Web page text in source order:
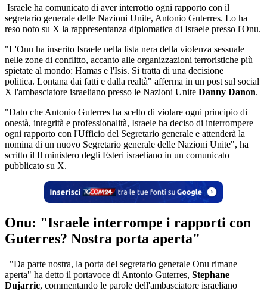
Israele ha comunicato di aver interrotto ogni rapporto con il
segretario generale delle Nazioni Unite, Antonio Guterres. Lo ha
reso noto su X la rappresentanza diplomatica di Israele presso l'Onu.
"L'Onu ha inserito Israele nella lista nera della violenza sessuale
nelle zone di conflitto, accanto alle organizzazioni terroristiche più
spietate al mondo: Hamas e l'Isis. Si tratta di una decisione
politica. Lontana dai fatti e dalla realtà" afferma in un post sul social
X l'ambasciatore israeliano presso le Nazioni Unite Danny Danon.
"Dato che Antonio Guterres ha scelto di violare ogni principio di
onestà, integrità e professionalità, Israele ha deciso di interrompere
ogni rapporto con l'Ufficio del Segretario generale e attenderà la
nomina di un nuovo Segretario generale delle Nazioni Unite", ha
scritto il Il ministero degli Esteri israeliano in un comunicato
pubblicato su X.
Onu: "Israele interrompe i rapporti con
Guterres? Nostra porta aperta"
"Da parte nostra, la porta del segretario generale Onu rimane
aperta" ha detto il portavoce di Antonio Guterres, Stephane
Dujarric, commentando le parole dell'ambasciatore israeliano